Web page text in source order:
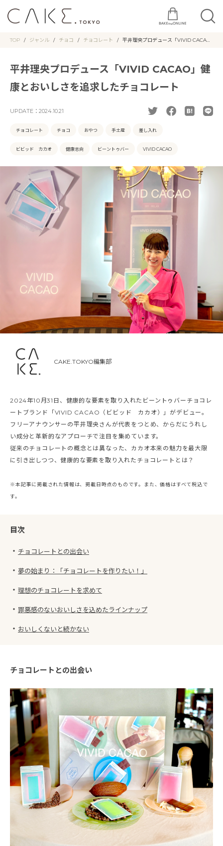
TOP ジャンル チョコ チョコレート
平井理央プロデュース「VIVID CACA
平井理央プロデュース「VIVID CACAO」健
康とおいしさを追求したチョコレート
UPDATE： 2024.10.21
チョコレート チョコ おやつ 手土産 差し入れ
ビビッド カカオ 健康志向 ビーントゥバー VIVID CACAO
CAKE.TOKYO編集部
2024年10月31日、健康的な要素を取り入れたビーントゥバーチョコレ
ートブランド「VIVID CACAO（ビビッド カカオ）」がデビュー。
フリーアナウンサーの平井理央さんが代表をつとめ、からだにうれし
い成分と革新的なアプローチで注目を集めています。
従来のチョコレートの概念とは異なった、カカオ本来の魅力を最大限
に引き出しつつ、健康的な要素を取り入れたチョコレートとは？
※本記事に掲載された情報は、掲載日時点のものです。また、価格はすべて税込で
す。
目次
・ チョコレートとの出会い
・ 夢の始まり：「チョコレートを作りたい！」
・ 理想のチョコレートを求めて
・ 罪悪感のないおいしさを込めたラインナップ
・ おいしくないと続かない
チョコレートとの出会い